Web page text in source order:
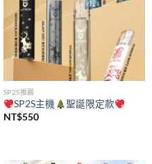
SP2S推薦
SP2S主機
聖誕限定款
NT$550